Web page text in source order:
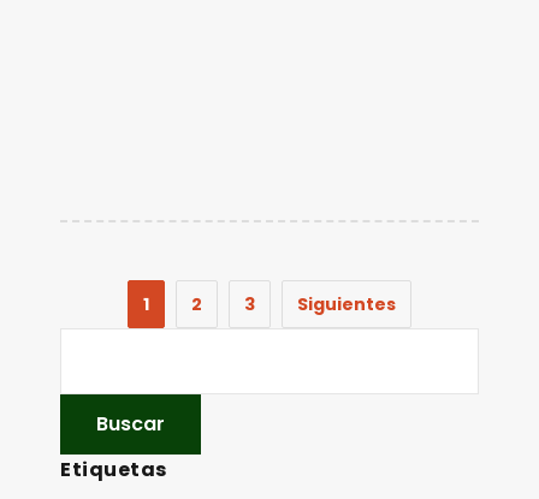
1 2 3 Siguientes
Etiquetas